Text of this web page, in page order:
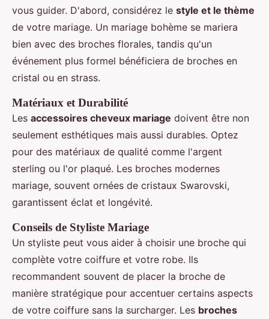
vous guider. D'abord, considérez le style et le thème
de votre mariage. Un mariage bohème se mariera
bien avec des broches florales, tandis qu'un
événement plus formel bénéficiera de broches en
cristal ou en strass.
Matériaux et Durabilité
Les accessoires cheveux mariage doivent être non
seulement esthétiques mais aussi durables. Optez
pour des matériaux de qualité comme l'argent
sterling ou l'or plaqué. Les broches modernes
mariage, souvent ornées de cristaux Swarovski,
garantissent éclat et longévité.
Conseils de Styliste Mariage
Un styliste peut vous aider à choisir une broche qui
complète votre coiffure et votre robe. Ils
recommandent souvent de placer la broche de
manière stratégique pour accentuer certains aspects
de votre coiffure sans la surcharger. Les broches